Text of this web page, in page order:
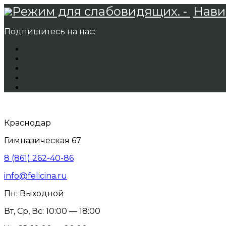
Режим для слабовидящих. -
Подпишитесь на нас:
Краснодар
Гимназическая 67
8 (861) 262-40-86
info@felicina.ru
Пн: Выходной
Вт, Ср, Вс: 10:00 — 18:00